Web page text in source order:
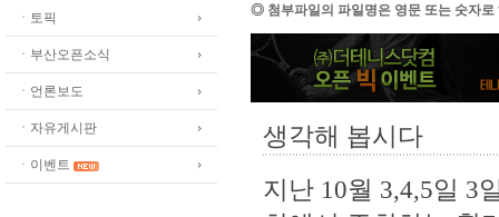
ㆍ토픽
ㆍ부산오픈소식
ㆍ언론보도
ㆍ자유게시판
ㆍ이벤트
◎ 첨부파일의 파일명은 영문 또는 숫자로
생각해 봅시다
지난 10월 3,4,5일 3